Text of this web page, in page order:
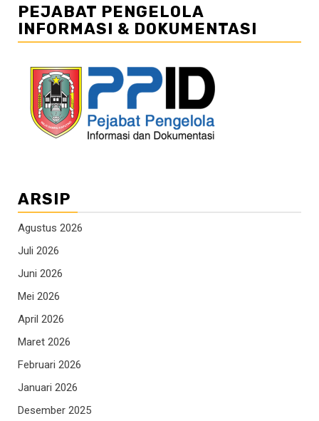
PEJABAT PENGELOLA
INFORMASI & DOKUMENTASI
ARSIP
Agustus 2026
Juli 2026
Juni 2026
Mei 2026
April 2026
Maret 2026
Februari 2026
Januari 2026
Desember 2025